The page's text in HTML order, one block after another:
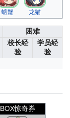
螃蟹 龙猫
困难
校长经
验
学员经
验
BOX惊奇券